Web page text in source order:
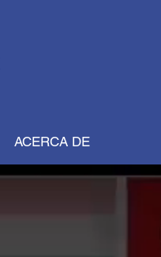
ACERCA DE